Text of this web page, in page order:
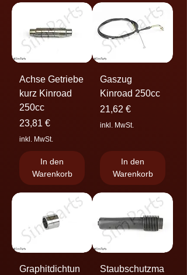
Achse Getriebe
kurz Kinroad
250cc
Preis
23,81 €
inkl. MwSt.
In den
Warenkorb
Gaszug
Kinroad 250cc
Preis
21,62 €
inkl. MwSt.
In den
Warenkorb
Graphitdichtun
Staubschutzma